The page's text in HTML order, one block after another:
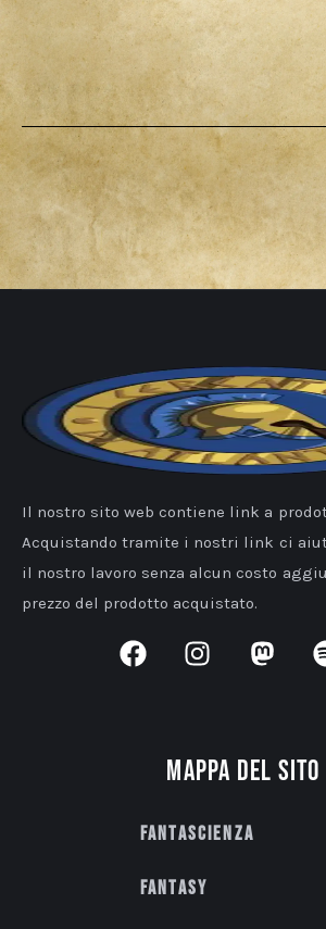
Il nostro sito web contiene link a
Acquistando tramite i nostri link ci
il nostro lavoro senza alcun costo
prezzo del prodotto acquistato.
Mappa del sito
Fantascienza
Fantasy